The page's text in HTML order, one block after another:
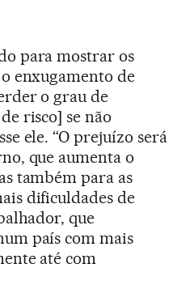
para mostrar os
enxugamento de
o grau de
risco] se não
ele. “O prejuízo será
que aumenta o
também para as
dificuldades de
que
país com mais
até com